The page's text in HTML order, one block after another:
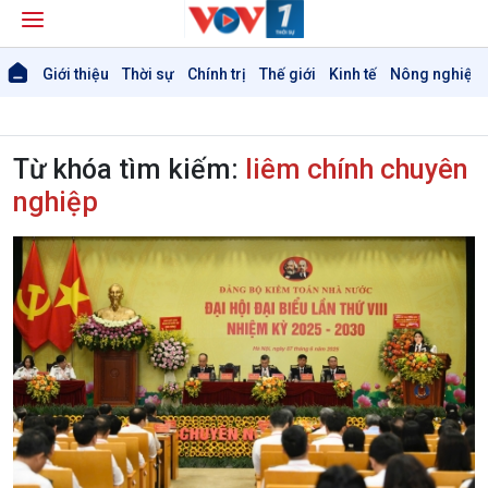
Giới thiệu Thời sự Chính trị Thế giới Kinh tế Nông nghiệp
Thời sự 6h
Thời sự 12h
Thời sự 18h
Thời sự 21h30
Bản tin
Chuyên mục
Theo dòng Thời sự
Chính trị
Thế giới
Từ khóa tìm kiếm: liêm chính chuyên
nghiệp